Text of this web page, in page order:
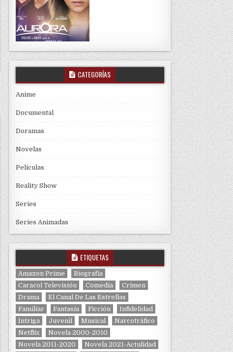
CATEGORÍAS
Anime
Documental
Doramas
Novelas
Películas
Reality Show
Series
Series Animadas
ETIQUETAS
Amazon Prime
Biografía
Caracol Televisión
Comedia
Crimen
Drama
El Canal De Las Estrellas
Familiar
Fantasía Ficción
Infidelidad
Intriga
Juvenil Musical
Narcotráfico
Netflix
Novela 2000-2010
Novela 2011-2020
Novela 2021-Actulidad